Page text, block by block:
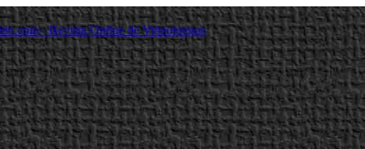
- Revista Online de Videojuegos